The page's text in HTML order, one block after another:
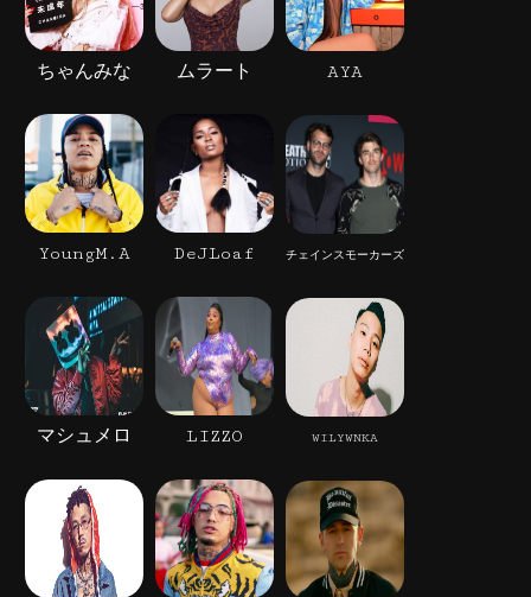
ちゃんみな ムラート AYA
YoungM.A DeJLoaf チェインスモーカーズ
マシュメロ LIZZO WILYWNKA